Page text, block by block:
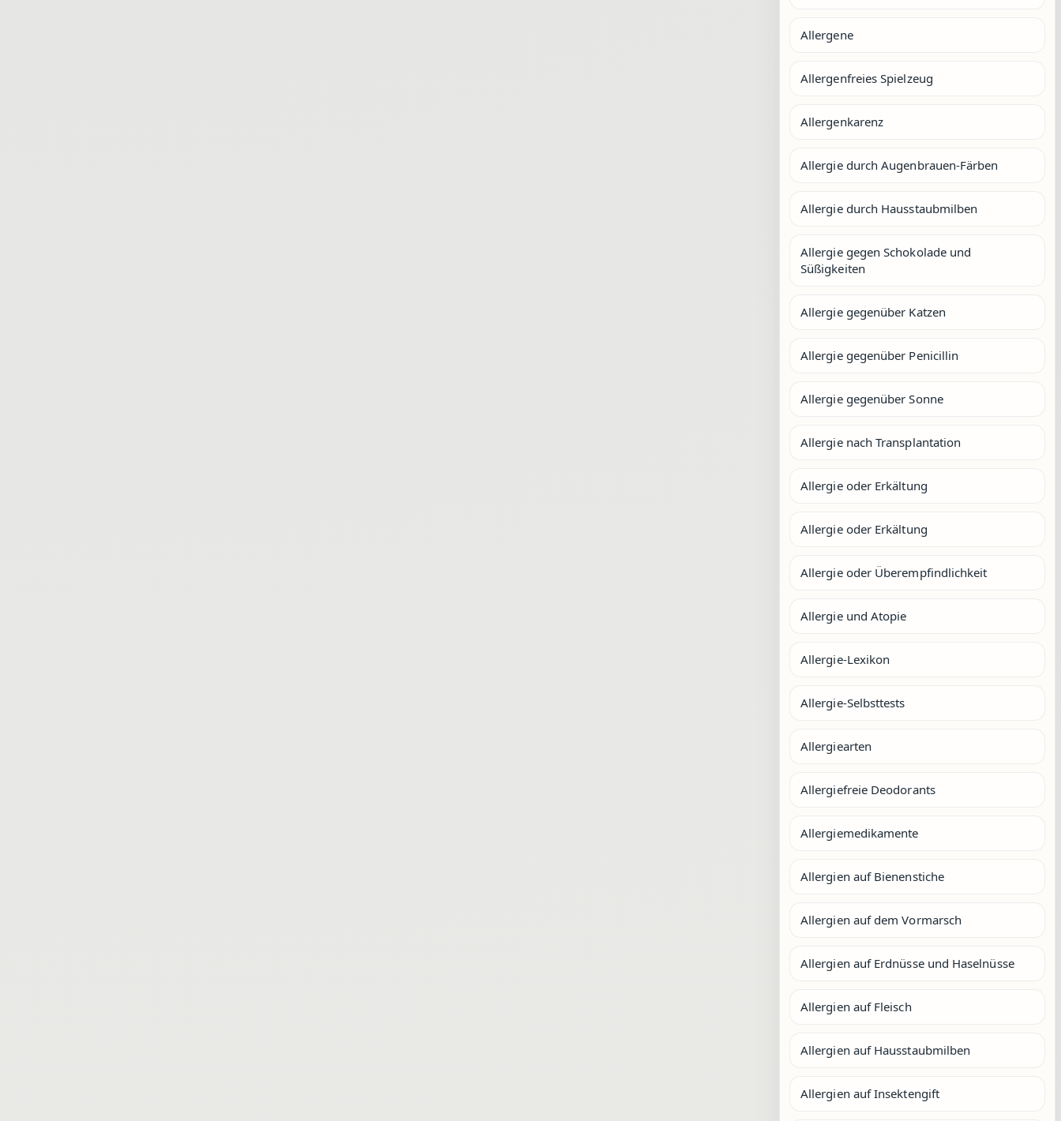
Allergene
Allergenfreies Spielzeug
Allergenkarenz
Allergie durch Augenbrauen-Färben
Allergie durch Hausstaubmilben
Allergie gegen Schokolade und
Süßigkeiten
Allergie gegenüber Katzen
Allergie gegenüber Penicillin
Allergie gegenüber Sonne
Allergie nach Transplantation
Allergie oder Erkältung
Allergie oder Erkältung
Allergie oder Überempfindlichkeit
Allergie und Atopie
Allergie-Lexikon
Allergie-Selbsttests
Allergiearten
Allergiefreie Deodorants
Allergiemedikamente
Allergien auf Bienenstiche
Allergien auf dem Vormarsch
Allergien auf Erdnüsse und Haselnüsse
Allergien auf Fleisch
Allergien auf Hausstaubmilben
Allergien auf Insektengift